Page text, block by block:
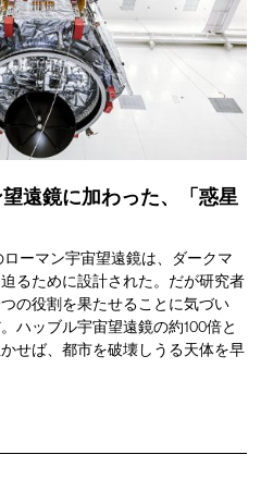
遠鏡に加わった、「惑星
ーマン宇宙望遠鏡は、ダークマ
るために設計された。だが研究者
の役割を果たせることに気づい
ハッブル宇宙望遠鏡の約100倍と
せば、都市を破壊しうる天体を早